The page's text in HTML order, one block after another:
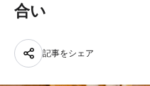
JP
合い
記事をシェア